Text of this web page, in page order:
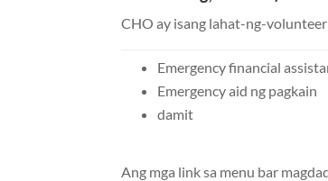
CHO ay isang lahat-ng-
Emergency financial
Emergency aid ng pagkain
damit
Ang mga link sa menu bar